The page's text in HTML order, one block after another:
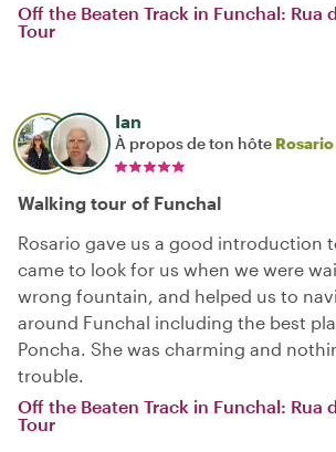
Off the Beaten Track in Funchal: Rua
Tour
Ian
À propos de ton hôte Rosario
Walking tour of Funchal
Rosario gave us a good introduction
came to look for us when we were
wrong fountain, and helped us to
around Funchal including the best
Poncha. She was charming and
trouble.
Off the Beaten Track in Funchal: Rua
Tour